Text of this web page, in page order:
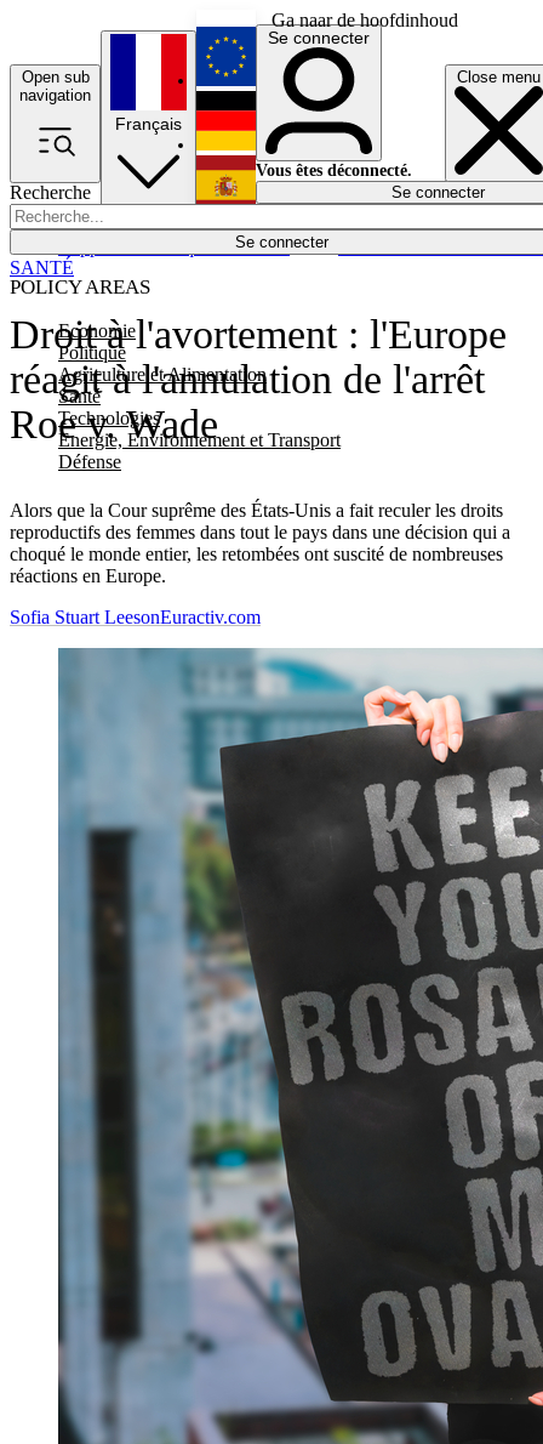
Ga naar de hoofdinhoud
Open sub
navigation
Close menu
Recherche
Se connecter
POLICY AREAS
Economie
Politique
Agriculture et Alimentation
Santé
Technologies
Energie, Environnement et Transport
Défense
Économie
Français
English
Deutsch
Español
Se connecter
Vous êtes déconnecté.
Se connecter
Droit à l'avortement : l'Europe
réagit à l'annulation de l'arrêt
Roe v. Wade
Alors que la Cour suprême des États-Unis a fait reculer les droits
reproductifs des femmes dans tout le pays dans une décision qui a
choqué le monde entier, les retombées ont suscité de nombreuses
réactions en Europe.
SANTÉ
Sofia Stuart LeesonEuractiv.com